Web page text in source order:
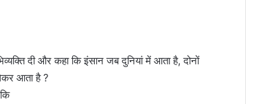
दी और कहा कि इंसान जब दुनियां में आता है, दोनों
आता है ?